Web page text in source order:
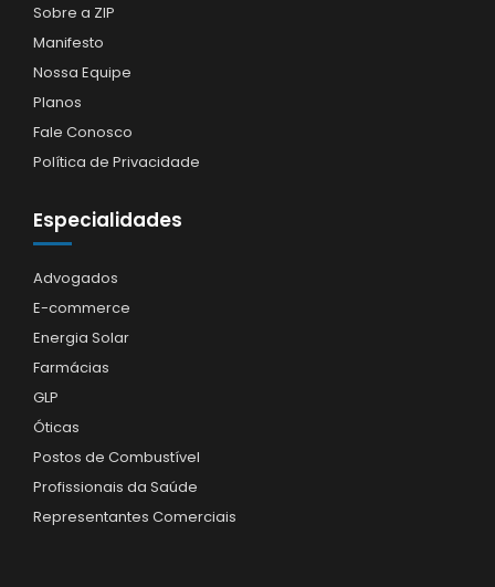
Sobre a ZIP
Manifesto
Nossa Equipe
Planos
Fale Conosco
Política de Privacidade
Especialidades
Advogados
E-commerce
Energia Solar
Farmácias
GLP
Óticas
Postos de Combustível
Profissionais da Saúde
Representantes Comerciais